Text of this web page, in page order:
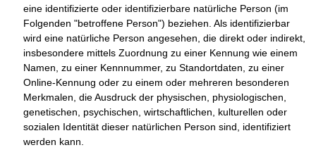
eine identifizierte oder identifizierbare natürliche Person (im
Folgenden "betroffene Person") beziehen. Als identifizierbar
wird eine natürliche Person angesehen, die direkt oder indirekt,
insbesondere mittels Zuordnung zu einer Kennung wie einem
Namen, zu einer Kennnummer, zu Standortdaten, zu einer
Online-Kennung oder zu einem oder mehreren besonderen
Merkmalen, die Ausdruck der physischen, physiologischen,
genetischen, psychischen, wirtschaftlichen, kulturellen oder
sozialen Identität dieser natürlichen Person sind, identifiziert
werden kann.